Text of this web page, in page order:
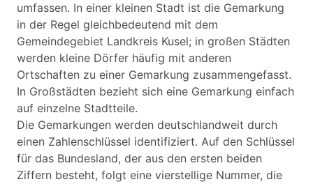
umfassen. In einer kleinen Stadt ist die Gemarkung
in der Regel gleichbedeutend mit dem
Gemeindegebiet Landkreis Kusel; in großen Städten
werden kleine Dörfer häufig mit anderen
Ortschaften zu einer Gemarkung zusammengefasst.
In Großstädten bezieht sich eine Gemarkung einfach
auf einzelne Stadtteile.
Die Gemarkungen werden deutschlandweit durch
einen Zahlenschlüssel identifiziert. Auf den Schlüssel
für das Bundesland, der aus den ersten beiden
Ziffern besteht, folgt eine vierstellige Nummer, die